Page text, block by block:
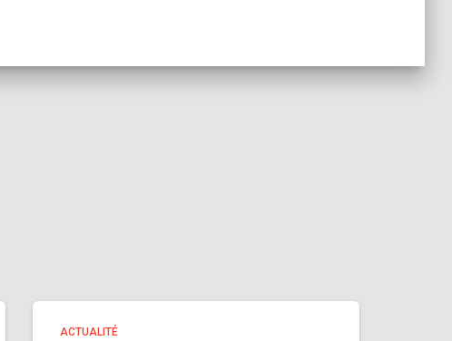
ACTUALITÉ